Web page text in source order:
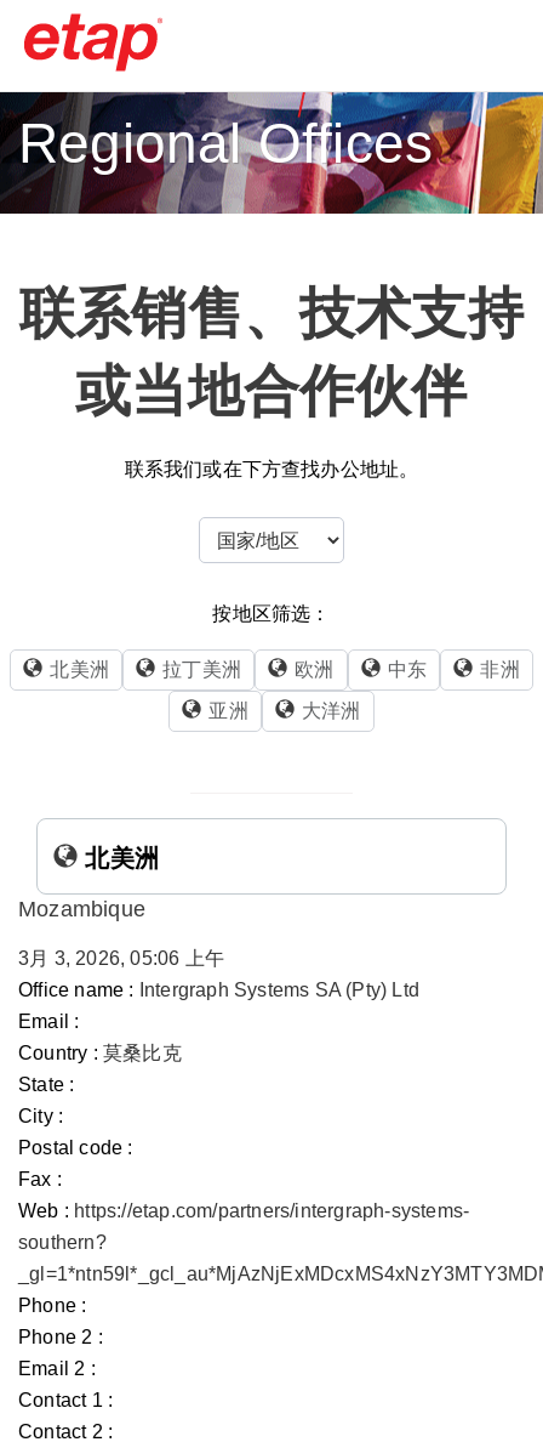
Regional Offices
联系销售、技术支持
或当地合作伙伴
联系我们或在下方查找办公地址。
按地区筛选：
北美洲 拉丁美洲 欧洲 中东
非洲
亚洲
大洋洲
北美洲
Mozambique
3月 3, 2026, 05:06 上午
Office name :
Intergraph Systems SA (Pty) Ltd
Email :
Country : 莫桑比克
State :
City :
Postal code :
Fax :
Web : https://etap.com/partners/intergraph-systems-
southern?
Phone :
Phone 2 :
Email 2 :
Contact 1 :
Contact 2 :